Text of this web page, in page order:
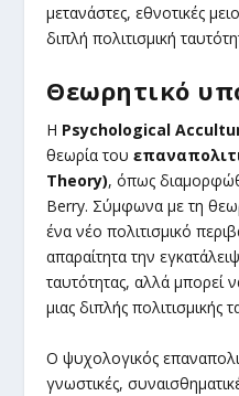
μετανάστες, εθνοτικές
διπλή πολιτισμική
Θεωρητικό
Η Psychological
θεωρία του
Theory), όπως
Berry. Σύμφωνα με τη
ένα νέο πολιτισμικό
απαραίτητα την
ταυτότητας, αλλά μπορεί
μιας διπλής πολιτισμικής
Ο ψυχολογικός
γνωστικές,